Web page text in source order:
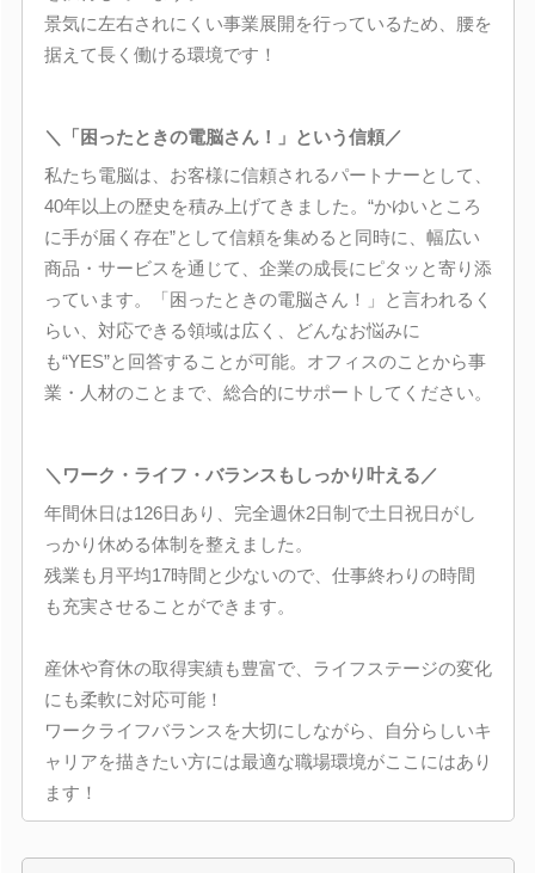
景気に左右されにくい事業展開を行っているため、腰を
据えて長く働ける環境です！
＼「困ったときの電脳さん！」という信頼／
私たち電脳は、お客様に信頼されるパートナーとして、
40年以上の歴史を積み上げてきました。“かゆいところ
に手が届く存在”として信頼を集めると同時に、幅広い
商品・サービスを通じて、企業の成長にピタッと寄り添
っています。「困ったときの電脳さん！」と言われるく
らい、対応できる領域は広く、どんなお悩みに
も“YES”と回答することが可能。オフィスのことから事
業・人材のことまで、総合的にサポートしてください。
＼ワーク・ライフ・バランスもしっかり叶える／
年間休日は126日あり、完全週休2日制で土日祝日がし
っかり休める体制を整えました。
残業も月平均17時間と少ないので、仕事終わりの時間
も充実させることができます。
産休や育休の取得実績も豊富で、ライフステージの変化
にも柔軟に対応可能！
ワークライフバランスを大切にしながら、自分らしいキ
ャリアを描きたい方には最適な職場環境がここにはあり
ます！